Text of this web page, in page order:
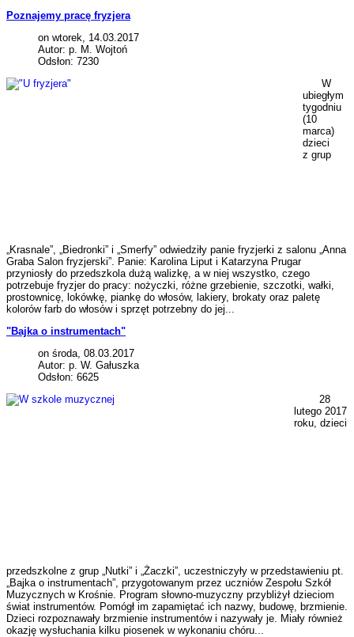
Poznajemy pracę fryzjera
on wtorek, 14.03.2017
Autor: p. M. Wojtoń
Odsłon: 7230
W
ubiegłym
tygodniu
(10
marca)
dzieci
z grup
„Krasnale”, „Biedronki” i „Smerfy” odwiedziły panie fryzjerki z salonu „Anna
Graba Salon fryzjerski”. Panie: Karolina Liput i Katarzyna Prugar
przyniosły do przedszkola dużą walizkę, a w niej wszystko, czego
potrzebuje fryzjer do pracy: nożyczki, różne grzebienie, szczotki, wałki,
prostownicę, lokówkę, piankę do włosów, lakiery, brokaty oraz paletę
kolorów farb do włosów i sprzęt potrzebny do jej...
"Bajka o instrumentach"
on środa, 08.03.2017
Autor: p. W. Gałuszka
Odsłon: 6625
28
lutego 2017
roku, dzieci
przedszkolne z grup „Nutki” i „Żaczki”, uczestniczyły w przedstawieniu pt.
„Bajka o instrumentach”, przygotowanym przez uczniów Zespołu Szkół
Muzycznych w Krośnie. Program słowno-muzyczny przybliżył dzieciom
świat instrumentów. Pomógł im zapamiętać ich nazwy, budowę, brzmienie.
Dzieci rozpoznawały brzmienie instrumentów i nazywały je. Miały również
okazję wysłuchania kilku piosenek w wykonaniu chóru...